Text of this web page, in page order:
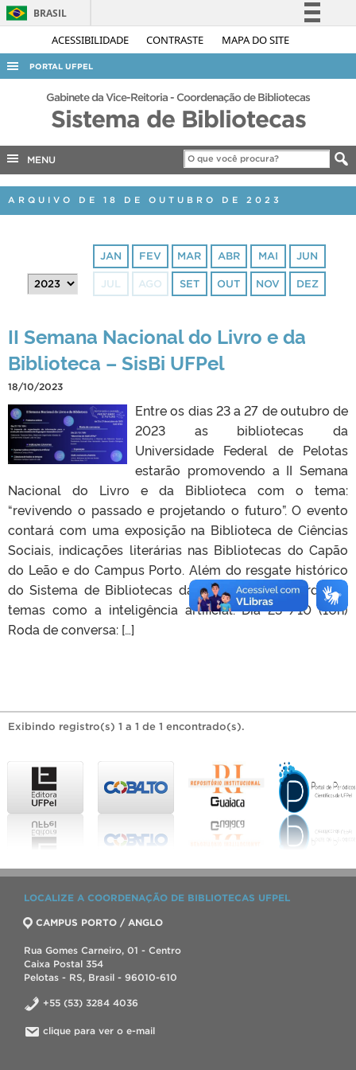
ACESSIBILIDADE CONTRASTE MAPA DO SITE
BRASIL
Simplifique!
Acesso à informação
Canais
PORTAL UFPEL
ACESSO À INFORMAÇÃO
AUDITORIA
COBALTO
CONCURSOS
EDITAIS
PORTARIAS
Gabinete da Vice-Reitoria - Coordenação de Bibliotecas
Sistema de Bibliotecas
MENU
ARQUIVO DE 18 DE OUTUBRO DE 2023
JAN FEV MAR ABR MAI JUN
JUL AGO SET OUT NOV DEZ
II Semana Nacional do Livro e da
Biblioteca – SisBi UFPel
18/10/2023
Entre os dias 23 a 27 de outubro de
2023 as bibliotecas da
Universidade Federal de Pelotas
estarão promovendo a II Semana
Nacional do Livro e da Biblioteca com o tema:
“revivendo o passado e projetando o futuro”. O evento
contará com uma exposição na Biblioteca de Ciências
Sociais, indicações literárias nas Bibliotecas do Capão
do Leão e do Campus Porto. Além do resgate histórico
do Sistema de Bibliotecas da UFPel, serão abordados
temas como a inteligência artificial. Dia 23 /10 (10h)
Roda de conversa: […]
Exibindo registro(s) 1 a 1 de 1 encontrado(s).
LOCALIZE A COORDENAÇÃO DE BIBLIOTECAS UFPEL
CAMPUS PORTO / ANGLO
Rua Gomes Carneiro, 01 - Centro
Caixa Postal 354
Pelotas - RS, Brasil - 96010-610
+55 (53) 3284 4036
clique para ver o e-mail